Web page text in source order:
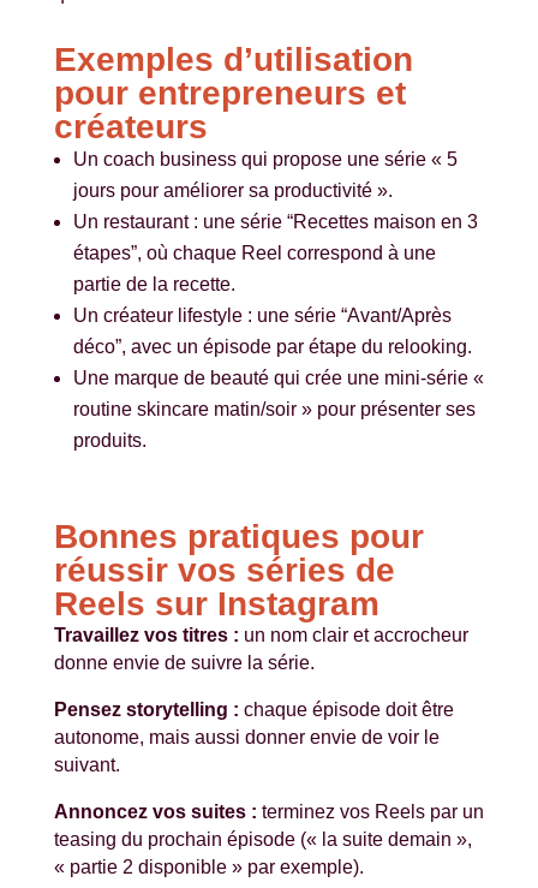
Exemples d’utilisation
pour entrepreneurs et
créateurs
Un coach business qui propose une série « 5
jours pour améliorer sa productivité ».
Un restaurant : une série “Recettes maison en 3
étapes”, où chaque Reel correspond à une
partie de la recette.
Un créateur lifestyle : une série “Avant/Après
déco”, avec un épisode par étape du relooking.
Une marque de beauté qui crée une mini-série «
routine skincare matin/soir » pour présenter ses
produits.
Bonnes pratiques pour
réussir vos séries de
Reels sur Instagram
Travaillez vos titres : un nom clair et accrocheur
donne envie de suivre la série.
Pensez storytelling : chaque épisode doit être
autonome, mais aussi donner envie de voir le
suivant.
Annoncez vos suites : terminez vos Reels par un
teasing du prochain épisode (« la suite demain »,
« partie 2 disponible » par exemple).